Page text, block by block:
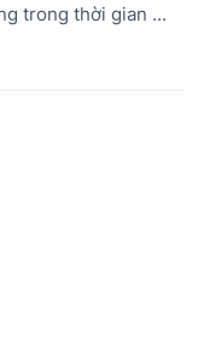
trong thời gian ...